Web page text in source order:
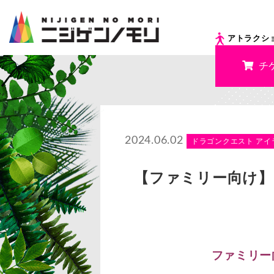
アトラクシ
チ
2024.06.02 ドラゴンクエスト アイ
【ファミリー向け
ファミリ